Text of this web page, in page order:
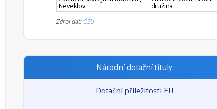
Neveklov
družina
Zdroj dat: ČSÚ
Národní dotační tituly
Dotační příležitosti EU